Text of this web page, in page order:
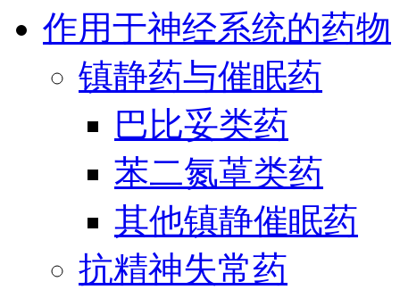
作用于神经系统的药物
镇静药与催眠药
巴比妥类药
苯二氮䓬类药
其他镇静催眠药
抗精神失常药